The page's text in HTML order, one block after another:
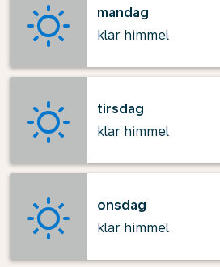
mandag
klar himmel
tirsdag
klar himmel
onsdag
klar himmel